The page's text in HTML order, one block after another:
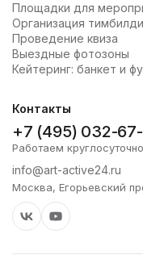
Площадки для
Организация
Проведение квиза
Выездные фотозоны
Кейтеринг: банкет и
Контакты
+7 (495) 032-
Работаем круглосуточно
info@art-active24.ru
Москва, Егорьевский